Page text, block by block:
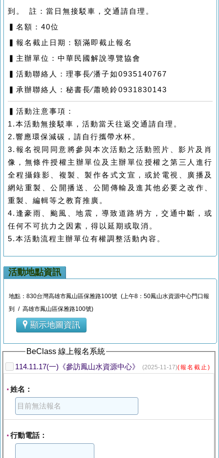
到。 註：當日無接駁車，交通請自理。
▍名額：40位
▍報名截止日期：額滿即截止報名
▍主辦單位：中華民國解說導覽協會
▍活動聯絡人：理事長∕潘子如0935140767
▍承辦聯絡人：秘書長∕蕭曉鈴0931830143
▍活動注意事項：
1.本活動無接駁車，活動當天往返交通請自理。
2.響應環保減碳，請自行攜帶水杯。
3. 報名視同同意將參與本次活動之活動照片、影片及肖
像，無條件授權主辦單位及主辦單位授權之第三人進行
全程攝錄影、複製、製作各式文宣，或於電視、廣播及
網站重製、公開播送、公開傳輸及進其他必要之改作、
重製、編輯等之教育推廣。
4. 逢豪雨、颱風、地震，導致道路坍方，交通中斷，或
任何不可抗力之因素，得以延期或取消。
5.本活動流程主辦單位有權調整活動內容。
活動地點資訊
地點：830台灣高雄市鳳山區保雅路100號 (上午8：50鳳山水資源中心門口報
到 / 高雄市鳳山區保雅路100號)
顯示地圖資訊
BeClass 線上報名系統
114.11.17(一)《參訪鳳山水資源中心》 (2025-11-17)(報名截止)
* 姓名：
* 行動電話：